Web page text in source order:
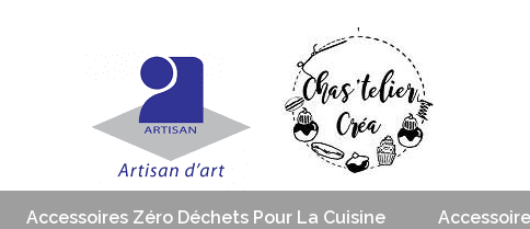
Accessoires Zéro Déchets Pour La Cuisine